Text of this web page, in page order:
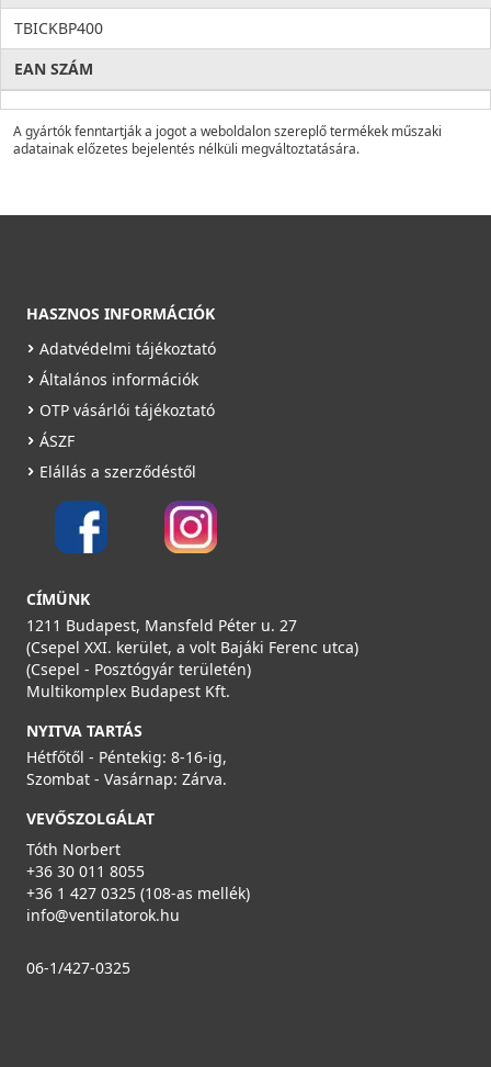
TBICKBP400
EAN SZÁM
A gyártók fenntartják a jogot a weboldalon szereplő termékek műszaki
adatainak előzetes bejelentés nélküli megváltoztatására.
HASZNOS INFORMÁCIÓK
Adatvédelmi tájékoztató
Általános információk
OTP vásárlói tájékoztató
ÁSZF
Elállás a szerződéstől
CÍMÜNK
1211 Budapest, Mansfeld Péter u. 27
(Csepel XXI. kerület, a volt Bajáki Ferenc utca)
(Csepel - Posztógyár területén)
Multikomplex Budapest Kft.
NYITVA TARTÁS
Hétfőtől - Péntekig: 8-16-ig,
Szombat - Vasárnap: Zárva.
VEVŐSZOLGÁLAT
Tóth Norbert
+36 30 011 8055
+36 1 427 0325 (108-as mellék)
info@ventilatorok.hu
06-1/427-0325